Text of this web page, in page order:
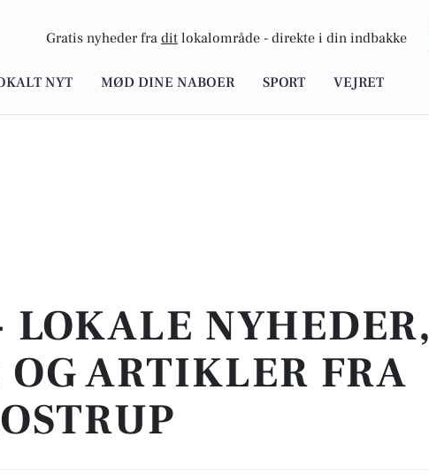
Gratis nyheder fra dit lokalområde - direkte i din indbakke
NYT MØD DINE NABOER SPORT VEJRET
LOKALE NYHEDER,
OG ARTIKLER FRA